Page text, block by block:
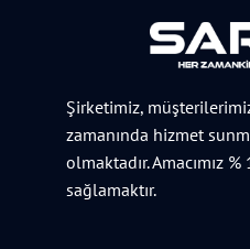
Şirketimiz,
zamanında hizmet
olmaktadır. Amacımız
sağlamaktır.